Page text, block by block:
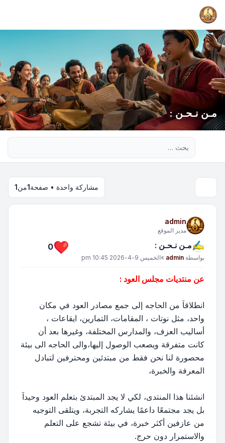
مـن نـحـن :
مشاركة واحدة • صفحة1من1
admin
مدير الموقع
مـن نـحـن :
مشاركة
بواسطة admin
»الخميس 9-4-2026 10:45 pm
0
عن منتديات مجلس العود :
انطلاقاَ من الحاجه إلى جمع مصادر العود في مكان
واحد، مثل نوتات ، المقامات، التمارين، ايقاعات ،
أساليب العزف، والمدارس المختلفة، وغيرها بعد أن
كانت متفرقة ويصعب الوصول إليها،والى الحاجه الى بيئة
محصورة لنا نحن فقط من مبتدئين ومحترفين لتبادل
المعرفة والخبرة،
انشئنا هذا المنتدى، لكي لا يجد المبتدئ بتعلم العود وحيداَ
بل يجد مجتمعًا داعمًا يشاركه التجربة، ويتلقى التوجيه
من عازفين أكثر خبرة، في بيئة تشجع على التعلم
والاستمرار دون حرج.